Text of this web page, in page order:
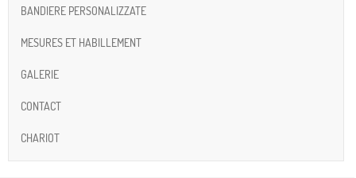
BANDIERE PERSONALIZZATE
MESURES ET HABILLEMENT
GALERIE
CONTACT
CHARIOT